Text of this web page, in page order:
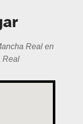
Real en
Real